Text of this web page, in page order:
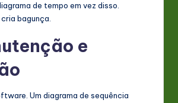
de tempo em vez disso.
bagunça.
e
Um diagrama de sequência